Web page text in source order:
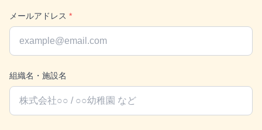
メールアドレス *
組織名・施設名